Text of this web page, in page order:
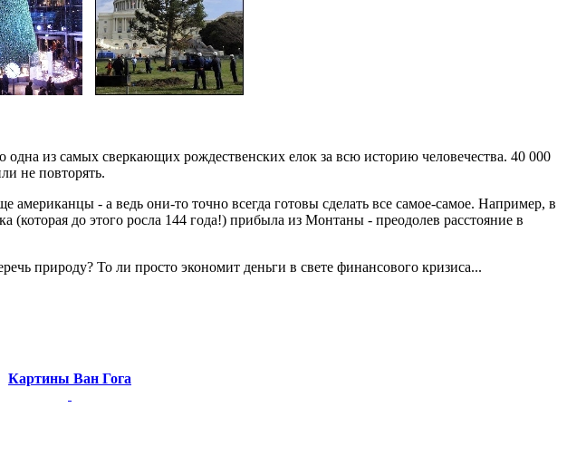
из самых сверкающих рождественских елок за всю историю человечества. 40 000
не повторять.
американцы - а ведь они-то точно всегда готовы сделать все самое-самое. Например, в
до этого росла 144 года!) прибыла из Монтаны - преодолев расстояние в
природу? То ли просто экономит деньги в свете финансового кризиса...
Картины Ван Гога